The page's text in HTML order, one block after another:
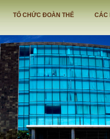
TỔ CHỨC ĐOÀN THỂ CÁC